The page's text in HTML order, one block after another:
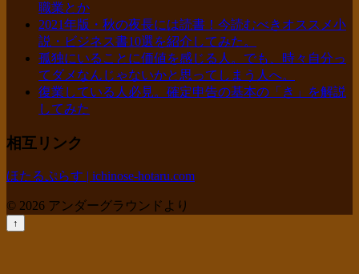
職業とか
2021年版・秋の夜長には読書！今読むべきオススメ小
説・ビジネス書10選を紹介してみた。
孤独にいることに価値を感じる人。でも、時々自分っ
てダメなんじゃないかと思ってしまう人へ。
復業している人必見。確定申告の基本の「き」を解説
してみた
相互リンク
ほたるぷらす | ichinose-hotaru.com
© 2026 アンダーグラウンドより